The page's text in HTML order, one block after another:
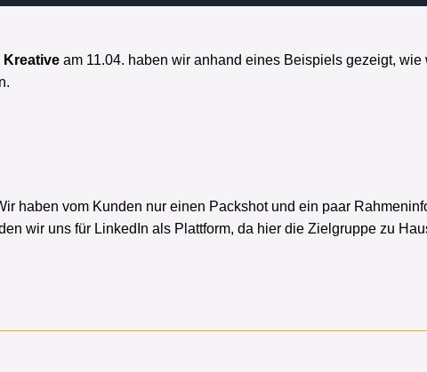
Kreative am 11.04. haben wir anhand eines Beispiels gezeigt,
haben vom Kunden nur einen Packshot und ein paar
wir uns für LinkedIn als Plattform, da hier die Zielgruppe zu